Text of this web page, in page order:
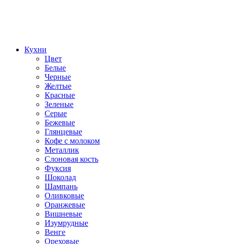
Кухни
Цвет
Белые
Черные
Желтые
Красные
Зеленые
Серые
Бежевые
Глянцевые
Кофе с молоком
Металлик
Слоновая кость
Фуксия
Шоколад
Шампань
Оливковые
Оранжевые
Вишневые
Изумрудные
Венге
Ореховые